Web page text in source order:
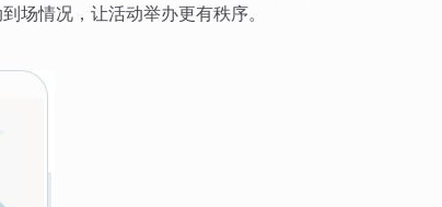
场情况，让活动举办更有秩序。